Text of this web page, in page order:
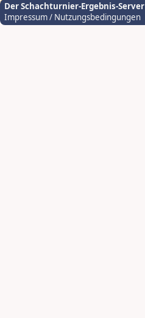
Der Schachturnier-Ergebnis-Server
Impressum / Nutzungsbedingungen